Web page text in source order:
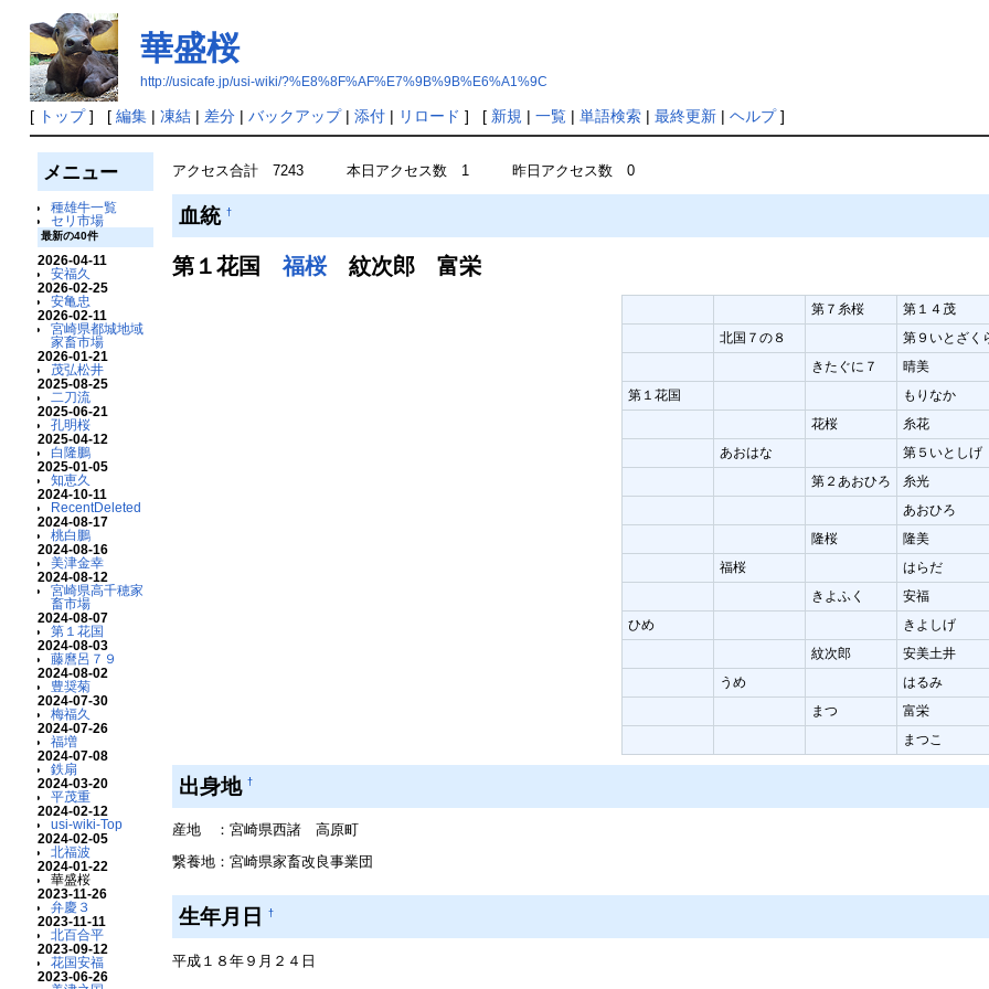
華盛桜
http://usicafe.jp/usi-wiki/?%E8%8F%AF%E7%9B%9B%E6%A1%9C
[ トップ] [ 編集| 凍結| 差分| バックアップ| 添付| リロード ] [ 新規 | 一覧| 単語検索| 最終更新| ヘルプ]
メニュー
種雄牛一覧
セリ市場
最新の40件
2026-04-11
安福久
2026-02-25
安亀忠
2026-02-11
宮崎県都城地域
家畜市場
2026-01-21
茂弘松井
2025-08-25
二刀流
2025-06-21
孔明桜
2025-04-12
白隆鵬
2025-01-05
知恵久
2024-10-11
RecentDeleted
2024-08-17
桃白鵬
2024-08-16
美津金幸
2024-08-12
宮崎県高千穂家
畜市場
2024-08-07
第１花国
2024-08-03
藤麿呂７９
2024-08-02
豊奨菊
2024-07-30
梅福久
2024-07-26
福増
2024-07-08
鉄扇
2024-03-20
平茂重
2024-02-12
usi-wiki-Top
2024-02-05
北福波
2024-01-22
華盛桜
2023-11-26
弁慶３
2023-11-11
北百合平
2023-09-12
花国安福
2023-06-26
アクセス合計 7243 本日アクセス数 1 昨日アクセス数 0
血統†
第１花国福桜紋次郎 富栄
第７糸桜
第１４茂
北国７の８
第９いとざく
きたぐに７
晴美
第１花国
もりなか
花桜
糸花
あおはな
第５いとし
第２あおひろ
糸光
あおひろ
隆桜
隆美
福桜
はらだ
きよふく
安福
ひめ
きよしげ
紋次郎
安美土井
うめ
はるみ
まつ
富栄
まつこ
出身地†
産地 ：宮崎県西諸 高原町
繋養地：宮崎県家畜改良事業団
生年月日†
平成１８年９月２４日